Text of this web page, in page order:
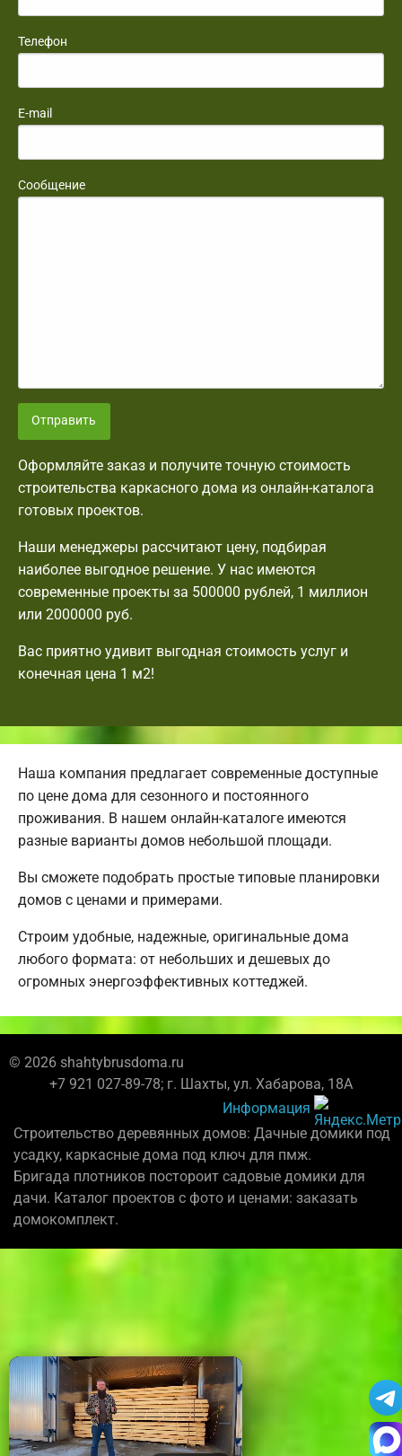
Телефон
E-mail
Сообщение
Отправить
Оформляйте заказ и получите точную стоимость
строительства каркасного дома из онлайн-каталога
готовых проектов.
Наши менеджеры рассчитают цену, подбирая
наиболее выгодное решение. У нас имеются
современные проекты за 500000 рублей, 1 миллион
или 2000000 руб.
Вас приятно удивит выгодная стоимость услуг и
конечная цена 1 м2!
Наша компания предлагает современные доступные
по цене дома для сезонного и постоянного
проживания. В нашем онлайн-каталоге имеются
разные варианты домов небольшой площади.
Вы сможете подобрать простые типовые планировки
домов с ценами и примерами.
Строим удобные, надежные, оригинальные дома
любого формата: от небольших и дешевых до
огромных энергоэффективных коттеджей.
© 2026 shahtybrusdoma.ru
+7 921 027-89-78; г. Шахты, ул. Хабарова, 18А
Информация
Строительство деревянных домов: Дачные домики под
усадку, каркасные дома под ключ для пмж.
Бригада плотников постороит садовые домики для
дачи. Каталог проектов с фото и ценами: заказать
домокомплект.